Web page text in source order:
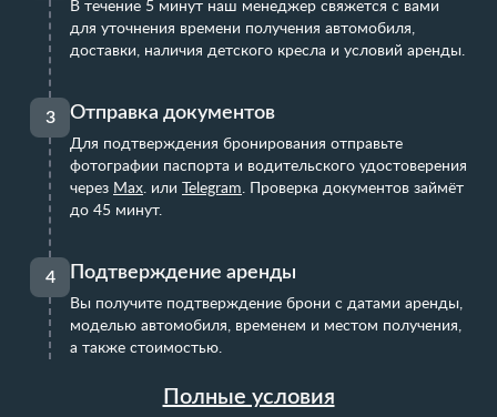
В течение 5 минут наш менеджер свяжется с вами
для уточнения времени получения автомобиля,
доставки, наличия детского кресла и условий аренды.
3 Отправка документов
Для подтверждения бронирования отправьте
фотографии паспорта и водительского удостоверения
через Max или Telegram . Проверка документов займёт
до 45 минут.
4 Подтверждение аренды
Вы получите подтверждение брони с датами аренды,
моделью автомобиля, временем и местом получения,
а также стоимостью.
Полные условия